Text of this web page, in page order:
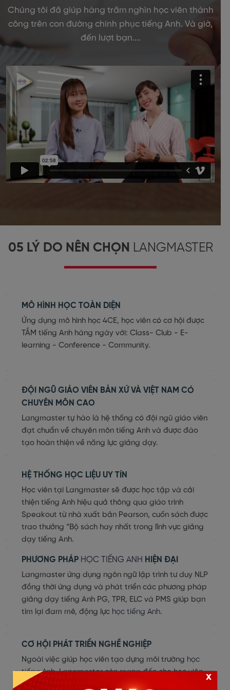
Chúng tôi đã giúp hàng trăm nghìn học viên thành
công trên con đường chinh phục tiếng Anh. Và giờ,
đến lượt bạn....
05 LÝ DO NÊN CHỌN LANGMASTER
MÔ HÌNH HỌC TOÀN DIỆN
Ứng dụng mô hình học 4CE, học viên có cơ hội được
TẮM tiếng Anh hàng ngày với: Class- Club - E-
learning - Conference - Community.
ĐỘI NGŨ GIÁO VIÊN BẢN XỨ VÀ VIỆT NAM CÓ
CHUYÊN MÔN CAO
Langmaster tự hào là hệ thống có đội ngũ giáo viên
đạt chuẩn về chuyên môn tiếng Anh và được đào
tạo hoàn thiện về năng lực giảng dạy.
HỆ THỐNG HỌC LIỆU UY TÍN
Học viên tại Langmaster sẽ được học tập và cải
thiện tiếng Anh hiệu quả thông qua giáo trình
Speakout từ nhà xuất bản Pearson, cuốn sách được
trao thưởng “Bộ sách hay nhất trong lĩnh vực giảng
dạy tiếng Anh.
PHƯƠNG PHÁP HỌC TIẾNG ANH HIỆN ĐẠI
Langmaster ứng dụng ngôn ngữ lập trình tư duy NLP
đồng thời ứng dụng và phát triển các phương pháp
giảng dạy tiếng Anh PG, TPR, ELC và PMS giúp bạn
tìm lại đam mê, động lực học tiếng Anh.
CƠ HỘI PHÁT TRIỂN NGHỀ NGHIỆP
Ngoài việc giúp học viên tạo dựng môi trường học
tiếng Anh, Langmaster còn mang đến cho học viên
nhiều cơ hội gặp gỡ và tiếp xúc với các diễn giả;
x